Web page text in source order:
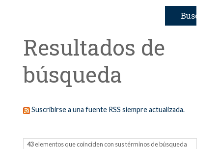
Resultados de
búsqueda
Suscribirse a una fuente RSS siempre actualizada.
43elementos que coinciden con sus términos de búsqueda